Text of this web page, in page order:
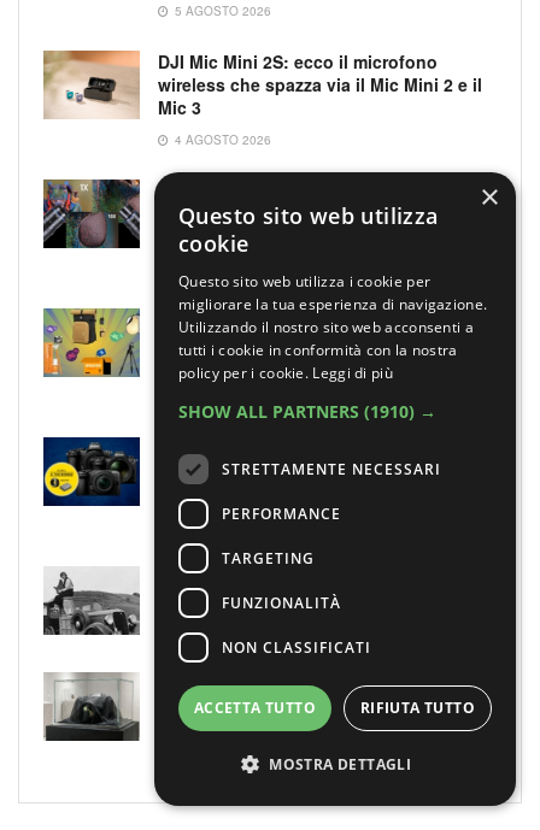
5 AGOSTO 2026
DJI Mic Mini 2S: ecco il microfono
wireless che spazza via il Mic Mini 2 e il
Mic 3
4 AGOSTO 2026
Laowa Aksen: due nuovi obiettivi
parafocali per macro e microfotografia,
da 1x fino a 10x
Quattro accessori fotografici in sconto:
due indispensabili dall’inizio, due da
acquistare con più calma
mirrorless Nikon combina sconti e
accessori in omaggio
3 AGOSTO 2026
La crisi degli Stati Uniti di Dorothea
Lange in duecento scatti
3 AGOSTO 2026
Fujifilm X-T6: pronta al debutto a
settembre sotto le luci della Torre Eiffel?
×
Questo sito web utilizza
cookie
Questo sito web utilizza i cookie per
migliorare la tua esperienza di navigazione.
Utilizzando il nostro sito web acconsenti a
tutti i cookie in conformità con la nostra
policy per i cookie. Leggi di più
SHOW ALL PARTNERS (1910) →
STRETTAMENTE NECESSARI
PERFORMANCE
TARGETING
FUNZIONALITÀ
NON CLASSIFICATI
ACCETTA TUTTO RIFIUTA TUTTO
MOSTRA DETTAGLI